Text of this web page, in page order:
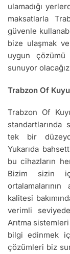
ulamadığı
maksatlarla
güvenle
bize ulaşmak
uygun
sunuyor
Trabzon Of
Trabzon Of
standartlarında
tek bir
Yukarıda
bu cihazların
Bizim sizin
kalitesi
verimli
Arıtma
bilgi edinmek
çözümleri biz